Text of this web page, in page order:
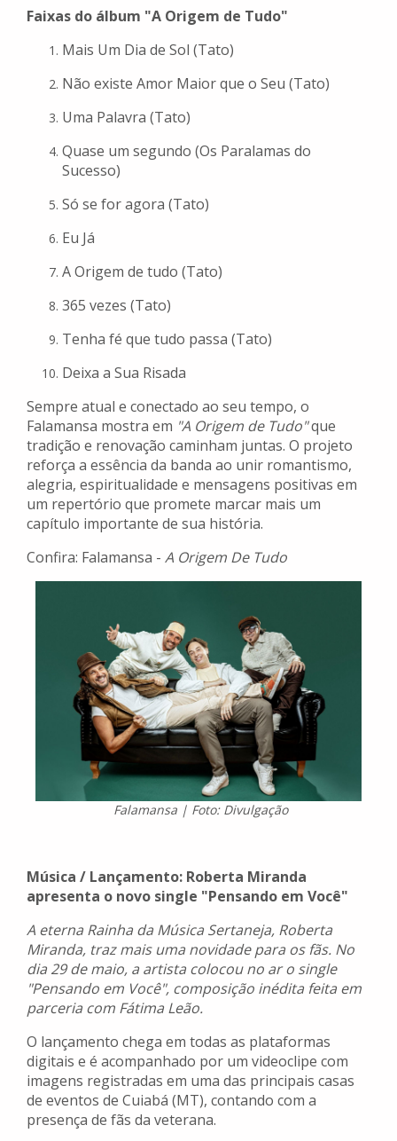
Faixas do álbum "A Origem de Tudo"
Mais Um Dia de Sol (Tato)
Não existe Amor Maior que o Seu (Tato)
Uma Palavra (Tato)
Quase um segundo (Os Paralamas do
Sucesso)
Só se for agora (Tato)
Eu Já
A Origem de tudo (Tato)
365 vezes (Tato)
Tenha fé que tudo passa (Tato)
Deixa a Sua Risada
Sempre atual e conectado ao seu tempo, o
Falamansa mostra em "A Origem de Tudo"que
tradição e renovação caminham juntas. O projeto
reforça a essência da banda ao unir romantismo,
alegria, espiritualidade e mensagens positivas em
um repertório que promete marcar mais um
capítulo importante de sua história.
Confira: Falamansa - A Origem De Tudo
Falamansa | Foto: Divulgação
Música / Lançamento: Roberta Miranda
apresenta o novo single "Pensando em Você"
A eterna Rainha da Música Sertaneja, Roberta
Miranda, traz mais uma novidade para os fãs. No
dia 29 de maio, a artista colocou no ar o single
"Pensando em Você", composição inédita feita em
parceria com Fátima Leão.
O lançamento chega em todas as plataformas
digitais e é acompanhado por um videoclipe com
imagens registradas em uma das principais casas
de eventos de Cuiabá (MT), contando com a
presença de fãs da veterana.